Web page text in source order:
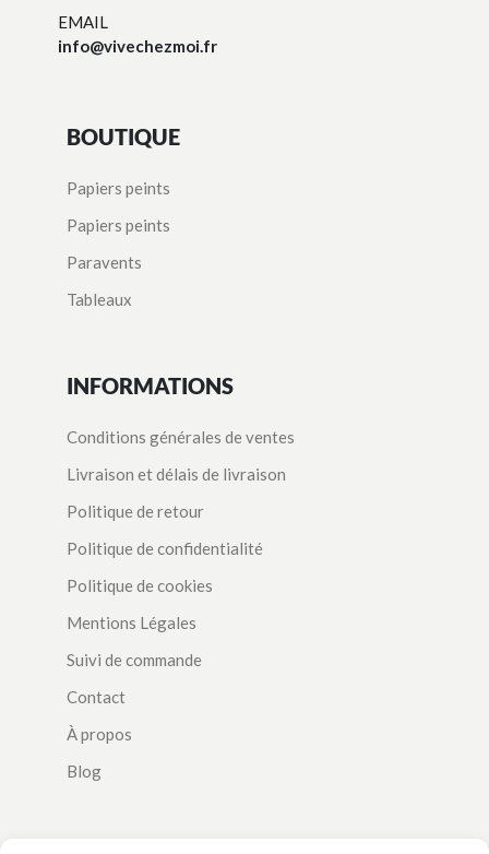
EMAIL
info@vivechezmoi.fr
BOUTIQUE
Papiers peints
Papiers peints
Paravents
Tableaux
INFORMATIONS
Conditions générales de ventes
Livraison et délais de livraison
Politique de retour
Politique de confidentialité
Politique de cookies
Mentions Légales
Suivi de commande
Contact
À propos
Blog